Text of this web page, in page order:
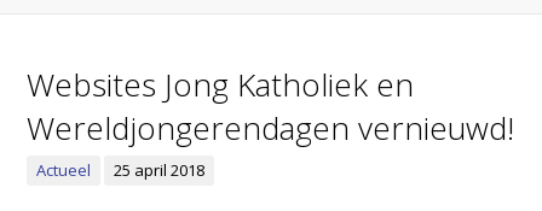
Websites Jong Katholiek en
Wereldjongerendagen vernieuwd!
Actueel 25 april 2018